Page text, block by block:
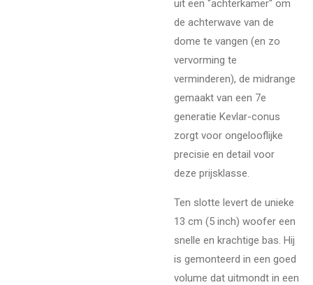
uit een "achterkamer" om
de achterwave van de
dome te vangen (en zo
vervorming te
verminderen), de midrange
gemaakt van een 7e
generatie Kevlar-conus
zorgt voor ongelooflijke
precisie en detail voor
deze prijsklasse.
Ten slotte levert de unieke
13 cm (5 inch) woofer een
snelle en krachtige bas. Hij
is gemonteerd in een goed
volume dat uitmondt in een